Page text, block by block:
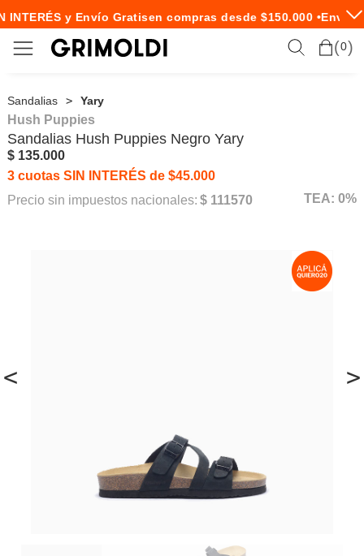
INTERÉS y Envío Gratisen compras desde $150.000 • Envío
0
Sandalias Yary
< >
Hush Puppies
Sandalias Hush Puppies Negro Yary
$ 135.000
3 cuotas SIN INTERÉS de $45.000
Precio sin impuestos nacionales: $ 111570 TEA: 0%